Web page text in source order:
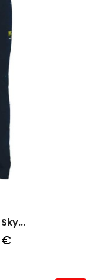
€